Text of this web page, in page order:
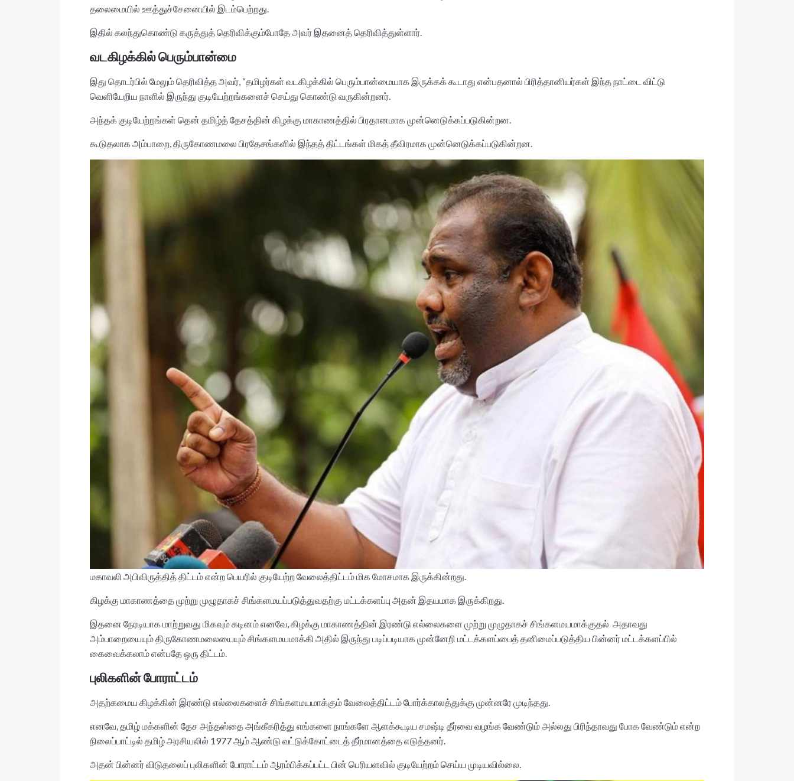
p k
தலைமையில் ஊத்துச்சேனையில் இடம்பெற்றது.
இதில் கலந்துகொண்டு கருத்துத் தெரிவிக்கும்போதே அவர் இதனைத் தெரிவித்துள்ளார்.
வடகிழக்கில் பெரும்பான்மை
இது தொடர்பில் மேலும் தெரிவித்த அவர், “தமிழர்கள் வடகிழக்கில் பெரும்பான்மையாக இருக்கக் கூடாது என்பதனால் பிரித்தானியர்கள் இந்த நாட்டை விட்டு
வெளியேறிய நாளில் இருந்து குடியேற்றங்களைச் செய்து கொண்டு வருகின்றனர்.
அந்தக் குடியேற்றங்கள் தென் தமிழ்த் தேசத்தின் கிழக்கு மாகாணத்தில் பிரதானமாக முன்னெடுக்கப்படுகின்றன.
கூடுதலாக அம்பாறை, திருகோணமலை பிரதேசங்களில் இந்தத் திட்டங்கள் மிகத் தீவிரமாக முன்னெடுக்கப்படுகின்றன.
மகாவலி அபிவிருத்தித் திட்டம் என்ற பெயரில் குடியேற்ற வேலைத்திட்டம் மிக மோசமாக இருக்கின்றது.
கிழக்கு மாகாணத்தை முற்று முழுதாகச் சிங்களமயப்படுத்துவதற்கு மட்டக்களப்பு அதன் இதயமாக இருக்கிறது.
இதனை நேரடியாக மாற்றுவது மிகவும் கடினம் எனவே, கிழக்கு மாகாணத்தின் இரண்டு எல்லைகளை முற்று முழுதாகச் சிங்களமயமாக்குதல் அதாவது
அம்பாறையையும் திருகோணமலையையும் சிங்களமயமாக்கி அதில் இருந்து படிப்படியாக முன்னேறி மட்டக்களப்பைத் தனிமைப்படுத்திய பின்னர் மட்டக்களப்பில்
கைவைக்கலாம் என்பதே ஒரு திட்டம்.
புலிகளின் போராட்டம்
அதற்கமைய கிழக்கின் இரண்டு எல்லைகளைச் சிங்களமயமாக்கும் வேலைத்திட்டம் போர்க்காலத்துக்கு முன்னரே முடிந்தது.
எனவே, தமிழ் மக்களின் தேச அந்தஸ்தை அங்கீகரித்து எங்களை நாங்களே ஆளக்கூடிய சமஷ்டி தீர்வை வழங்க வேண்டும் அல்லது பிரிந்தாவது போக வேண்டும் என்ற
நிலைப்பாட்டில் தமிழ் அரசியலில் 1977 ஆம் ஆண்டு வட்டுக்கோட்டைத் தீர்மானத்தை எடுத்தனர்.
அதன் பின்னர் விடுதலைப் புலிகளின் போராட்டம் ஆரம்பிக்கப்பட்ட பின் பெரியளவில் குடியேற்றம் செய்ய முடியவில்லை.